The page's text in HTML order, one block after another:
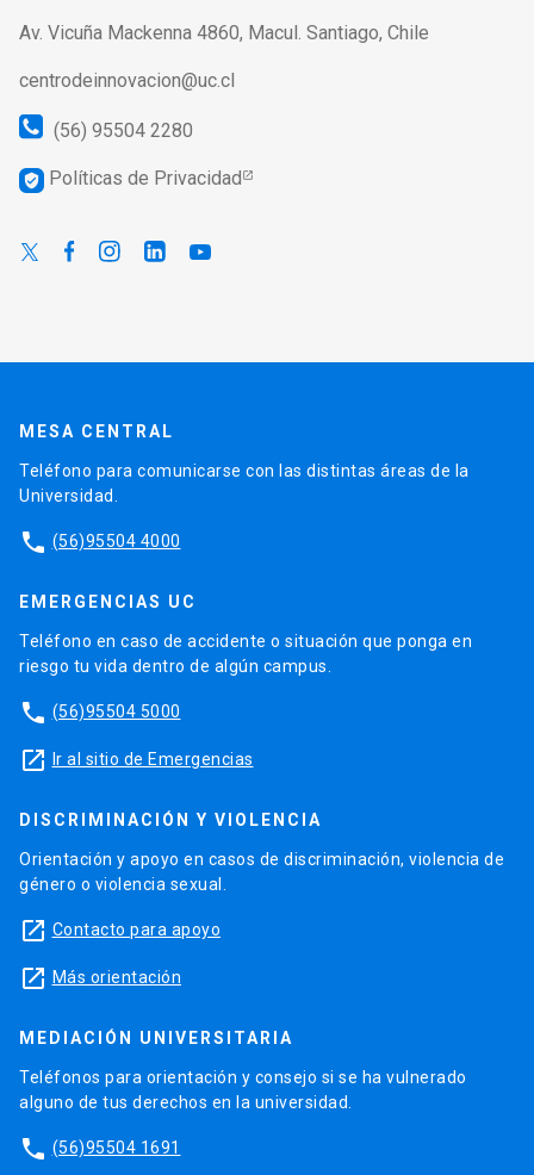
Av. Vicuña Mackenna 4860, Macul. Santiago, Chile
centrodeinnovacion@uc.cl
(56) 95504 2280
verified_user Políticas de Privacidad
MESA CENTRAL
Teléfono para comunicarse con las distintas áreas de la
Universidad.
phone (56)95504 4000
EMERGENCIAS UC
Teléfono en caso de accidente o situación que ponga en
riesgo tu vida dentro de algún campus.
phone (56)95504 5000
launch Ir al sitio de Emergencias
DISCRIMINACIÓN Y VIOLENCIA
Orientación y apoyo en casos de discriminación, violencia de
género o violencia sexual.
launch Contacto para apoyo
launch Más orientación
MEDIACIÓN UNIVERSITARIA
Teléfonos para orientación y consejo si se ha vulnerado
alguno de tus derechos en la universidad.
phone (56)95504 1691